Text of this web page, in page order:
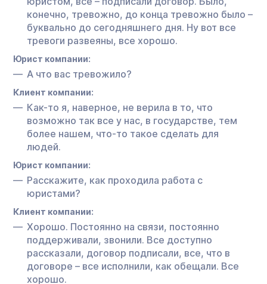
конечно, тревожно, до конца тревожно было –
буквально до сегодняшнего дня. Ну вот все
тревоги развеяны, все хорошо.
Юрист компании:
А что вас тревожило?
Клиент компании:
Как-то я, наверное, не верила в то, что
возможно так все у нас, в государстве, тем
более нашем, что-то такое сделать для
людей.
Юрист компании:
Расскажите, как проходила работа с
юристами?
Клиент компании:
Хорошо. Постоянно на связи, постоянно
поддерживали, звонили. Все доступно
рассказали, договор подписали, все, что в
договоре – все исполнили, как обещали. Все
хорошо.